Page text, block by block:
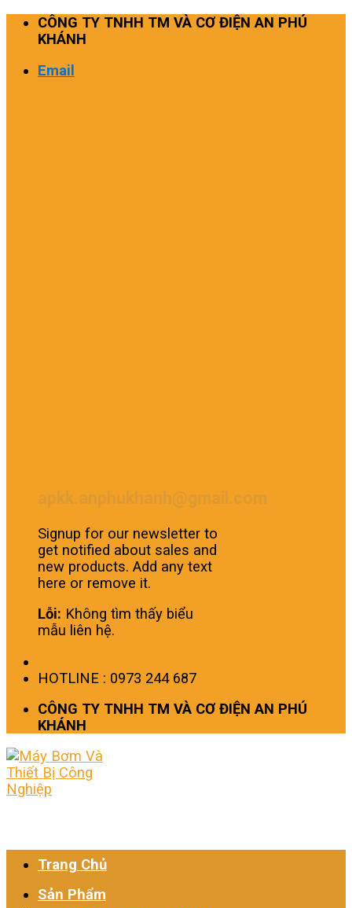
Skip
CÔNG TY TNHH TM VÀ CƠ ĐIỆN AN PHÚ
KHÁNH
Email
Signup for our newsletter to
get notified about sales and
new products. Add any text
here or remove it.
Lỗi: Không tìm thấy biểu
mẫu liên hệ.
HOTLINE : 0973 244 687
CÔNG TY TNHH TM VÀ CƠ ĐIỆN AN PHÚ
KHÁNH
Trang Chủ
Sản Phẩm